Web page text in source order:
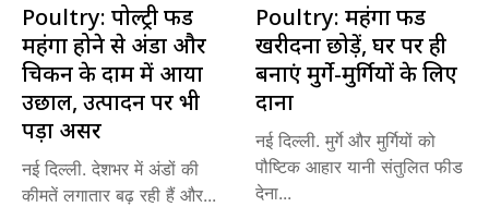
Poultry: पोल्ट्री फीड
महंगा होने से अंडा और
चिकन के दाम में आया
उछाल, उत्पादन पर भी
पड़ा असर
नई दिल्ली. देशभर में अंडों की
कीमतें लगातार बढ़ रही हैं और...
Poultry: महंगा फीड
खरीदना छोड़ें, घर पर ही
बनाएं मुर्गे-मुर्गियों के लिए
दाना
नई दिल्ली. मुर्गे और मुर्गियों को
पौष्टिक आहार यानी संतुलित फीड
देना...